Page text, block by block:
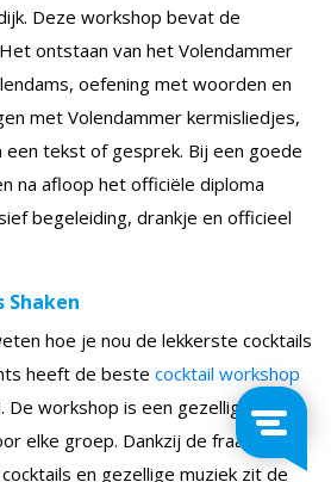
Deze workshop bevat de
ontstaan van het Volendammer
oefening met woorden en
met Volendammer kermisliedjes,
tekst of gesprek. Bij een goede
na afloop het officiële diploma
begeleiding, drankje en officieel
Shaken
hoe je nou de lekkerste cocktails
heeft de beste cocktail workshop
workshop is een gezellig en
elke groep. Dankzij de fraai
en gezellige muziek zit de